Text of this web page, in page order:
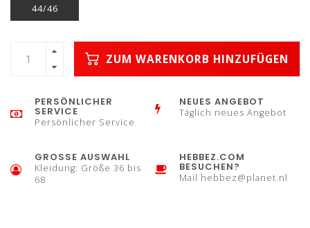
44/46
ZUM WARENKORB HINZUFÜGEN
PERSÖNLICHER
SERVICE
Persönlicher Service
NEUES ANGEBOT
Täglich neues Angebot
GROSSE AUSWAHL
Kleidung: Größe 36 bis
68
HEBBEZ.COM
BESUCHEN?
Mail hebbez@planet.nl